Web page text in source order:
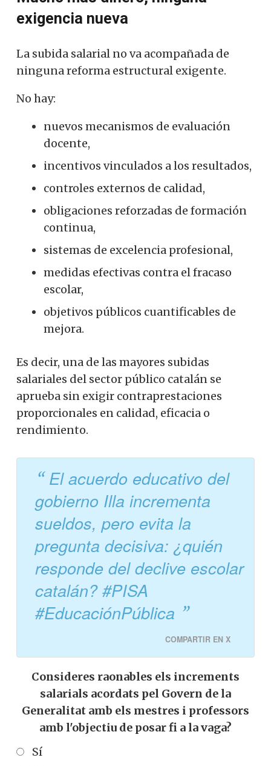
exigencia nueva
La subida salarial no va acompañada de
ninguna reforma estructural exigente.
No hay:
nuevos mecanismos de evaluación
docente,
incentivos vinculados a los resultados,
controles externos de calidad,
obligaciones reforzadas de formación
continua,
sistemas de excelencia profesional,
medidas efectivas contra el fracaso
escolar,
objetivos públicos cuantificables de
mejora.
Es decir, una de las mayores subidas
salariales del sector público catalán se
aprueba sin exigir contraprestaciones
proporcionales en calidad, eficacia o
rendimiento.
El acuerdo educativo del
gobierno Illa incrementa
sueldos, pero evita la
pregunta decisiva: ¿quién
responde del declive escolar
catalán? #PISA
#EducaciónPública
COMPARTIR EN X
Consideres raonables els increments
salarials acordats pel Govern de la
Generalitat amb els mestres i professors
amb l'objectiu de posar fi a la vaga?
Sí